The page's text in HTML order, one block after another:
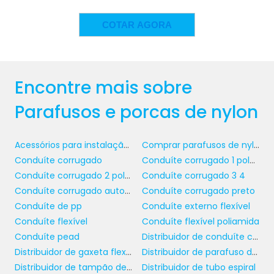
DE NYLON
A gama de aplicações deparafusos e
construção. Em setores como o de moda
utilizados em montagens onde a resistência à
componentes estejam seguros e protegidos
contra fatores externos.
No segmento de eletrônicos, a não
condutividade dos
parafusos e porcas de
nyloné especialmente valorizada,
permitindo que sejam utilizados em circuitos
e painéis sem risco de interferências elétricas.
Essa característica é, sem dúvida, um
COTAR AGORA
Encontre mais sobre
Parafusos e porcas de nylon
Acessórios para instalação elétrica
Comprar parafusos de nylon
Conduíte corrugado
Conduíte corrugado 1 polegada
Conduíte corrugado 2 polegadas
Conduíte corrugado 3 4
Conduíte corrugado automotivo
Conduíte corrugado preto
Conduíte de pp
Conduíte externo flexível
Conduíte flexível
Conduíte flexível poliamida
Conduíte pead
Distribuidor de conduíte corrugado
Distribuidor de gaxeta flexível
Distribuidor de parafuso de policarbonato
Distribuidor de tampão de encaixe
Distribuidor de tubo espiral